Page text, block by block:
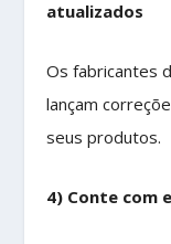
atualizados
Os fabricantes
lançam
seus produtos.
4) Conte com